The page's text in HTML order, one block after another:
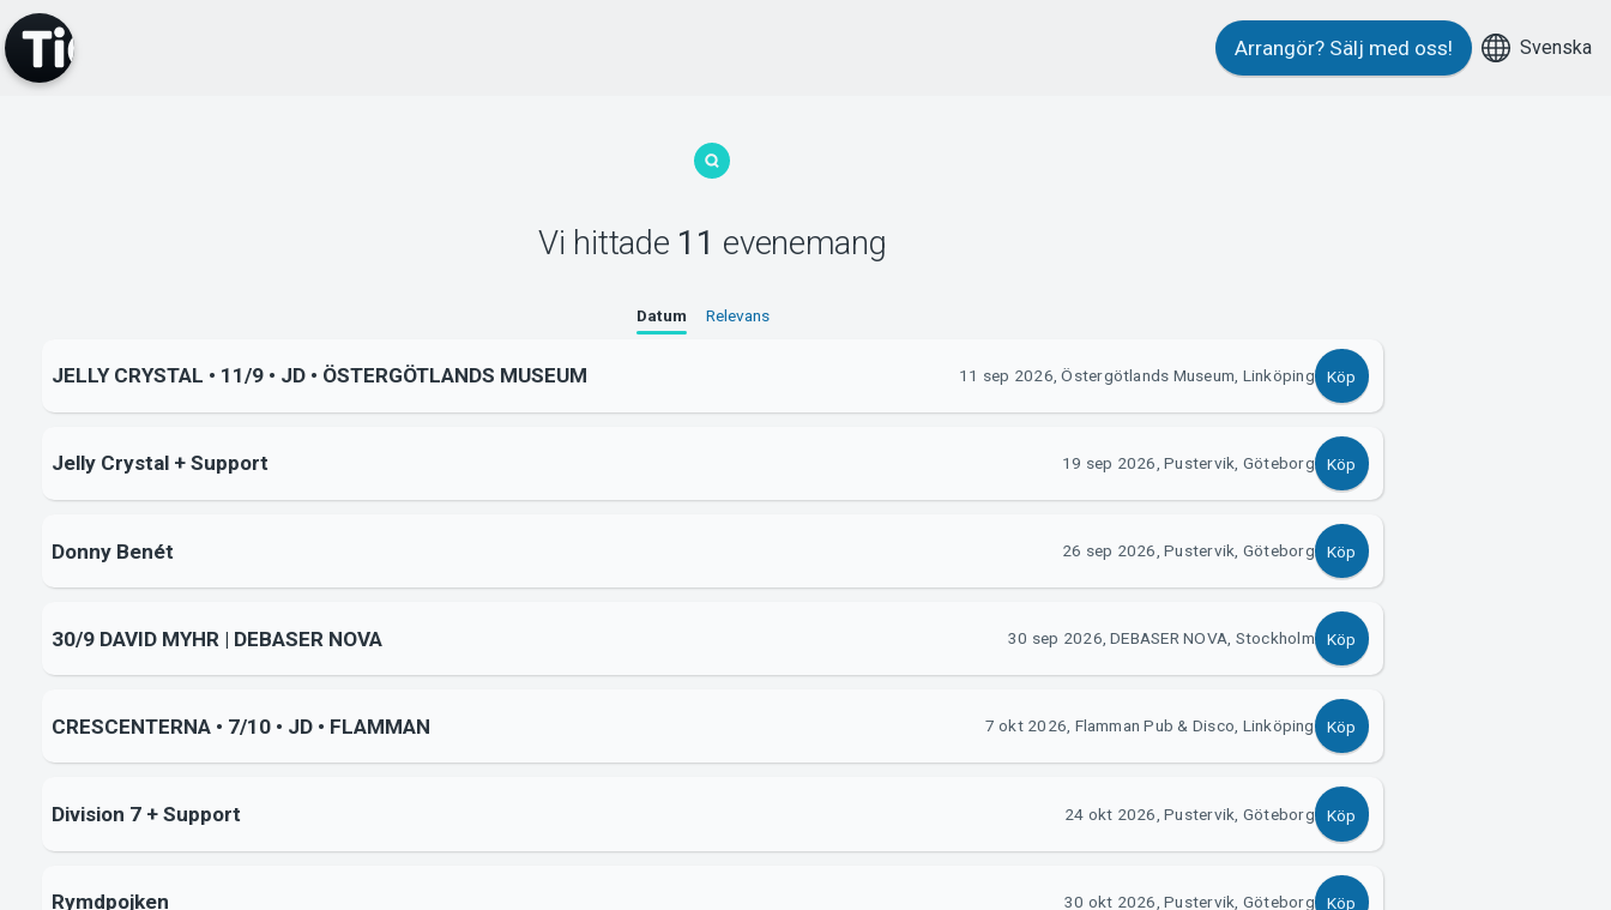
Arrangör? Sälj med oss! Svenska
Vi hittade 11 evenemang
Datum Relevans
JELLY CRYSTAL • 11/9 • JD • ÖSTERGÖTLANDS MUSEUM 11 sep 2026, Östergötlands Museum, Linköping Köp
Jelly Crystal + Support 19 sep 2026, Pustervik, Göteborg Köp
Donny Benét 26 sep 2026, Pustervik, Göteborg Köp
30/9 DAVID MYHR | DEBASER NOVA 30 sep 2026, DEBASER NOVA, Stockholm Köp
CRESCENTERNA • 7/10 • JD • FLAMMAN 7 okt 2026, Flamman Pub & Disco, Linköping Köp
Division 7 + Support 24 okt 2026, Pustervik, Göteborg Köp
Rymdpojken 30 okt 2026, Pustervik, Göteborg Köp